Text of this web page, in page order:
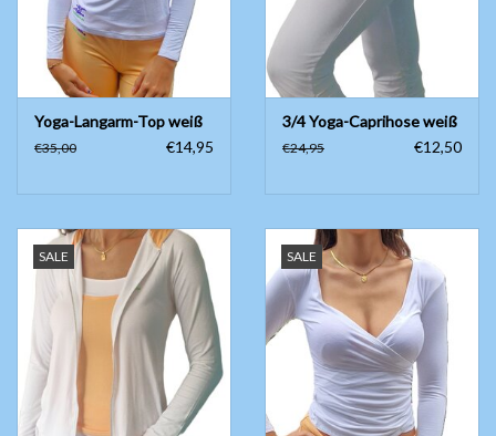
Yoga-Langarm-Top weiß
€35,00 €14,95
3/4 Yoga-Caprihose weiß
€24,95 €12,50
SALE SALE